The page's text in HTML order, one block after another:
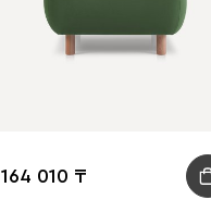
164 010